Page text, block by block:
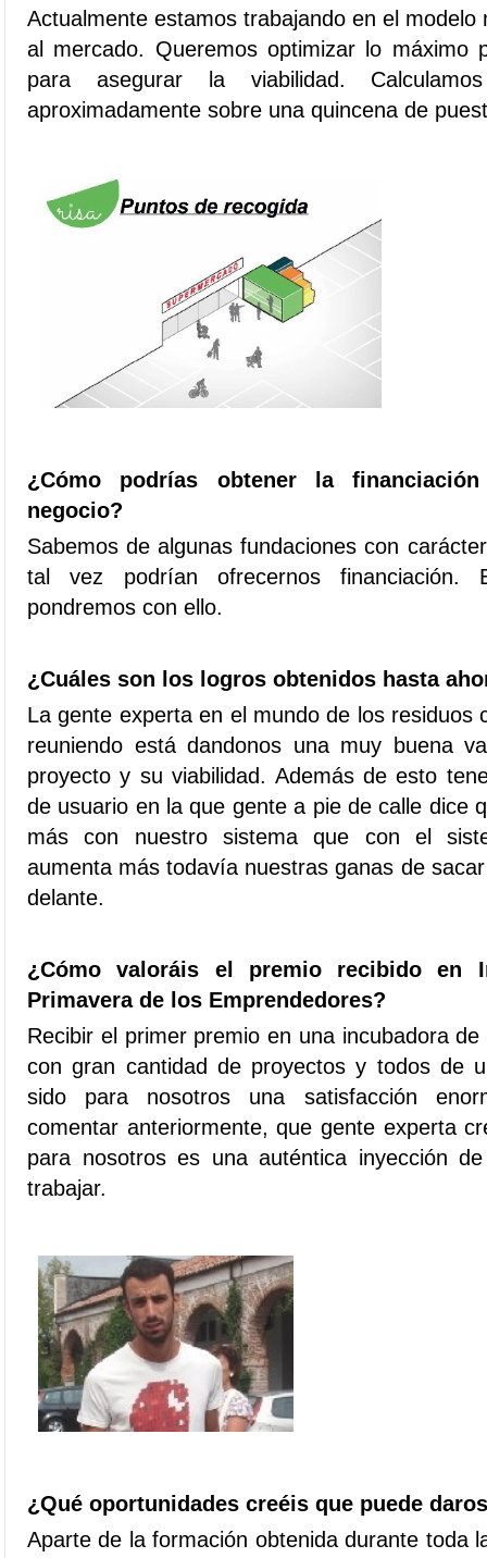
Actualmente estamos trabajando en el modelo
al mercado. Queremos optimizar lo máximo
para asegurar la viabilidad.
aproximadamente sobre una quincena de
¿Cómo podrías obtener la
negocio?
Sabemos de algunas fundaciones con
tal vez podrían ofrecernos financiación.
pondremos con ello.
¿Cuáles son los logros obtenidos hasta
La gente experta en el mundo de los residuos
reuniendo está dandonos una muy buena
proyecto y su viabilidad. Además de esto
de usuario en la que gente a pie de calle dice
más con nuestro sistema que con el
aumenta más todavía nuestras ganas de
delante.
¿Cómo valoráis el premio recibido en
Primavera de los Emprendedores?
Recibir el primer premio en una incubadora
con gran cantidad de proyectos y todos de
sido para nosotros una satisfacción
comentar anteriormente, que gente experta
para nosotros es una auténtica inyección
trabajar.
¿Qué oportunidades creéis que puede
Aparte de la formación obtenida durante toda